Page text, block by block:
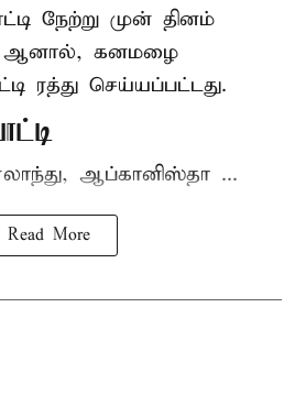
நேற்று முன் தினம்
ஆனால், கனமழை
ரத்து செய்யப்பட்டது.
ஆப்கானிஸ்தா ...
Read More